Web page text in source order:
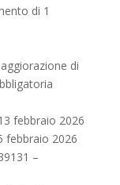
di 1
di
febbraio 2026
febbraio 2026
–